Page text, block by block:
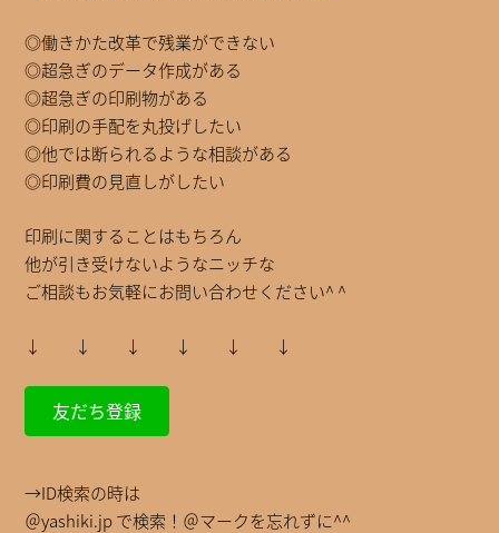
◎働きかた改革で残業ができない
◎超急ぎのデータ作成がある
◎超急ぎの印刷物がある
◎印刷の手配を丸投げしたい
◎他では断られるような相談がある
◎印刷費の見直しがしたい
印刷に関することはもちろん
他が引き受けないようなニッチな
ご相談もお気軽にお問い合わせください^ ^
↓ ↓ ↓ ↓ ↓ ↓
友だち登録
→ID検索の時は
＠yashiki.jp で検索！＠マークを忘れずに^^